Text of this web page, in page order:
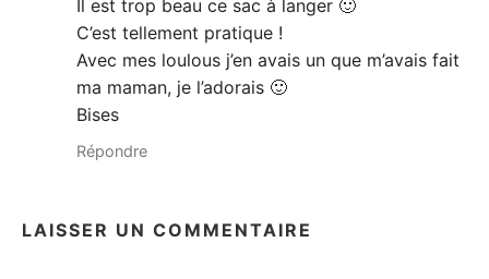
Il est trop beau ce sac à langer 🙂
C’est tellement pratique !
Avec mes loulous j’en avais un que m’avais fait
ma maman, je l’adorais 🙂
Bises
Répondre
LAISSER UN COMMENTAIRE